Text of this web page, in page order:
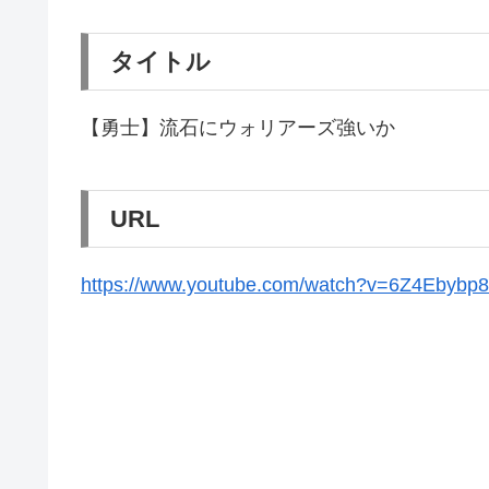
タイトル
【勇士】流石にウォリアーズ強いか
URL
https://www.youtube.com/